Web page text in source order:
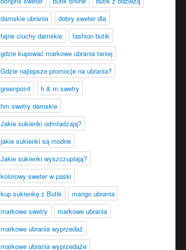
damskie ubrania
dobry sweter dla
fajne ciuchy damskie
fashion butik
gdzie kupować markowe ubrania taniej
Gdzie najlepsze promocje na ubrania?
greenpoint
h & m swetry
hm swetry damskie
Jakie sukienki odmładzają?
jakie sukienki są modne
Jakie sukienki wyszczuplają?
kolorowy sweter w paski
kup sukienkę z Butik
mango ubrania
markowe swetry
markowe ubrania
markowe ubrania wyprzedaż
markowe ubrania wyprzedaże